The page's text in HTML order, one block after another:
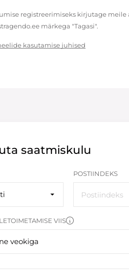
registreerimiseks kirjutage meile
märkega "Tagasi".
kasutamise juhised
saatmiskulu
POSTIINDEKS
VIIS
veokiga